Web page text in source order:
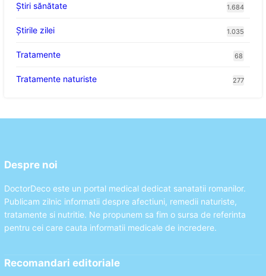
Ştiri sănătate 1.684
Știrile zilei 1.035
Tratamente 68
Tratamente naturiste 277
Despre noi
DoctorDeco este un portal medical dedicat sanatatii romanilor.
Publicam zilnic informatii despre afectiuni, remedii naturiste,
tratamente si nutritie. Ne propunem sa fim o sursa de referinta
pentru cei care cauta informatii medicale de incredere.
Recomandari editoriale